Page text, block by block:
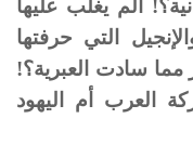
ألم يغلب عليها
التي حرفتها
مما سادت العبرية؟!
العرب أم اليهود